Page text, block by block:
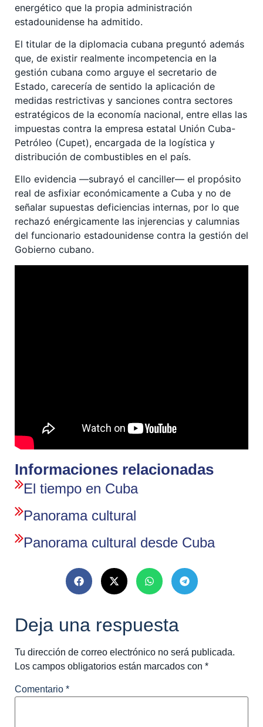
energético que la propia administración
estadounidense ha admitido.
El titular de la diplomacia cubana preguntó además
que, de existir realmente incompetencia en la
gestión cubana como arguye el secretario de
Estado, carecería de sentido la aplicación de
medidas restrictivas y sanciones contra sectores
estratégicos de la economía nacional, entre ellas las
impuestas contra la empresa estatal Unión Cuba-
Petróleo (Cupet), encargada de la logística y
distribución de combustibles en el país.
Ello evidencia —subrayó el canciller— el propósito
real de asfixiar económicamente a Cuba y no de
señalar supuestas deficiencias internas, por lo que
rechazó enérgicamente las injerencias y calumnias
del funcionario estadounidense contra la gestión del
Gobierno cubano.
Informaciones relacionadas
El tiempo en Cuba
Panorama cultural
Panorama cultural desde Cuba
Deja una respuesta
Tu dirección de correo electrónico no será publicada.
Los campos obligatorios están marcados con *
Comentario *